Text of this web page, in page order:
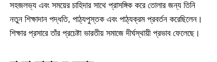
সহজলভ্য এবং সময়ের চাহিদার সাথে প্রাসঙ্গিক করে তোলার জন্য তিনি
নতুন শিক্ষাদান পদ্ধতি, পাঠ্যপুস্তক এবং পাঠ্যক্রম প্রবর্তন করেছিলেন।
শিক্ষার প্রসারে তাঁর প্রচেষ্টা ভারতীয় সমাজে দীর্ঘস্থায়ী প্রভাব ফেলেছে।